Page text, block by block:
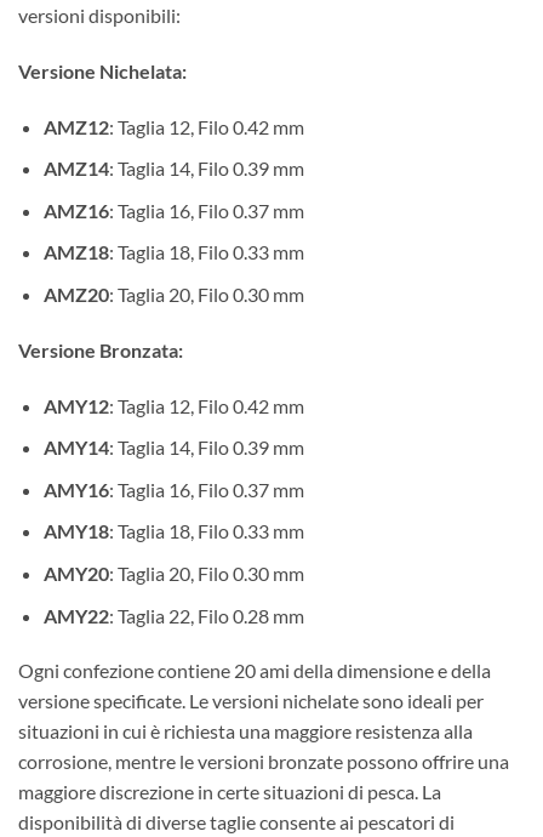
versioni disponibili:
Versione Nichelata:
AMZ12: Taglia 12, Filo 0.42 mm
AMZ14: Taglia 14, Filo 0.39 mm
AMZ16: Taglia 16, Filo 0.37 mm
AMZ18: Taglia 18, Filo 0.33 mm
AMZ20: Taglia 20, Filo 0.30 mm
Versione Bronzata:
AMY12: Taglia 12, Filo 0.42 mm
AMY14: Taglia 14, Filo 0.39 mm
AMY16: Taglia 16, Filo 0.37 mm
AMY18: Taglia 18, Filo 0.33 mm
AMY20: Taglia 20, Filo 0.30 mm
AMY22: Taglia 22, Filo 0.28 mm
Ogni confezione contiene 20 ami della dimensione e della
versione specificate. Le versioni nichelate sono ideali per
situazioni in cui è richiesta una maggiore resistenza alla
corrosione, mentre le versioni bronzate possono offrire una
maggiore discrezione in certe situazioni di pesca. La
disponibilità di diverse taglie consente ai pescatori di